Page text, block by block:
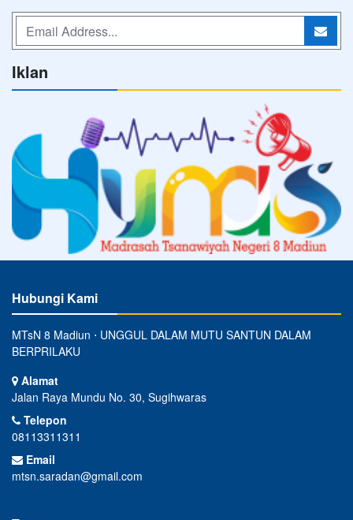
Iklan
Hubungi Kami
MTsN 8 Madiun ⋅ UNGGUL DALAM MUTU SANTUN DALAM
BERPRILAKU
Alamat
Jalan Raya Mundu No. 30, Sugihwaras
Telepon
08113311311
Email
mtsn.saradan@gmail.com